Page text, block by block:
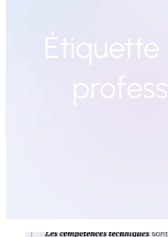
Étiquette